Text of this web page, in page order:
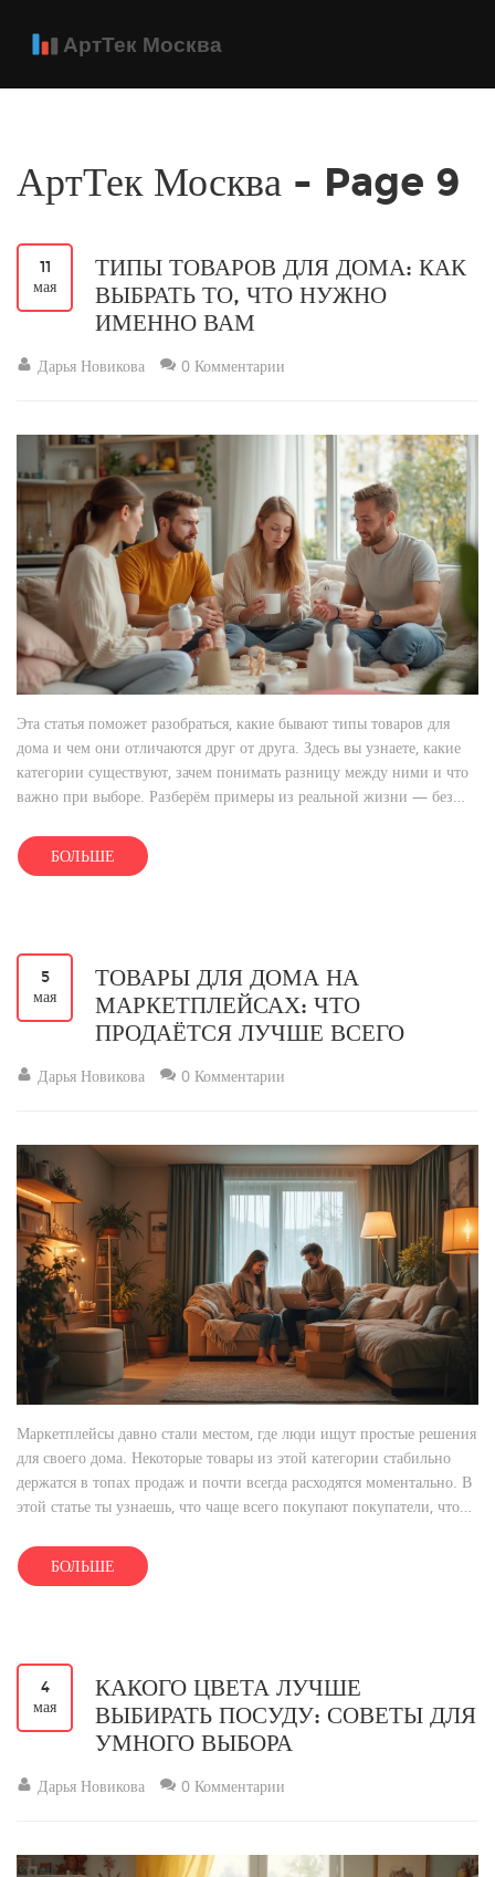
АртТек Москва - Page 9
11
мая
ТИПЫ ТОВАРОВ ДЛЯ ДОМА: КАК
ВЫБРАТЬ ТО, ЧТО НУЖНО
ИМЕННО ВАМ
Дарья Новикова 0 Комментарии
Эта статья поможет разобраться, какие бывают типы товаров для
дома и чем они отличаются друг от друга. Здесь вы узнаете, какие
категории существуют, зачем понимать разницу между ними и что
важно при выборе. Разберём примеры из реальной жизни — без
экономить время и деньги, покупая домашние вещи. Добавим
несколько лайфхаков, чтобы шопинг стал проще.
БОЛЬШЕ
5
мая
ТОВАРЫ ДЛЯ ДОМА НА
МАРКЕТПЛЕЙСАХ: ЧТО
ПРОДАЁТСЯ ЛУЧШЕ ВСЕГО
Дарья Новикова 0 Комментарии
Маркетплейсы давно стали местом, где люди ищут простые решения
для своего дома. Некоторые товары из этой категории стабильно
держатся в топах продаж и почти всегда расходятся моментально. В
этой статье ты узнаешь, что чаще всего покупают покупатели, что
товара для собственных продаж. Приведём реальные лайфхаки и
небольшой разбор трендов на 2025 год, чтобы твой товар точно не
БОЛЬШЕ
4
мая
КАКОГО ЦВЕТА ЛУЧШЕ
ВЫБИРАТЬ ПОСУДУ: СОВЕТЫ ДЛЯ
УМНОГО ВЫБОРА
Дарья Новикова 0 Комментарии